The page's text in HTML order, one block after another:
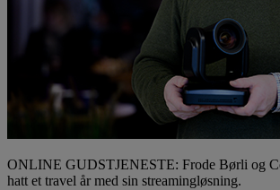
ONLINE GUDSTJENESTE: Frode Børli og
hatt et travel år med sin streamingløsning.